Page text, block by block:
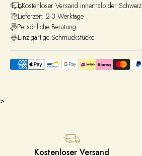
Kostenloser Versand innerhalb der Schweiz
Lieferzeit: 2-3 Werktage
Persönliche Beratung
Einzigartige Schmuckstücke
>
Kostenloser Versand